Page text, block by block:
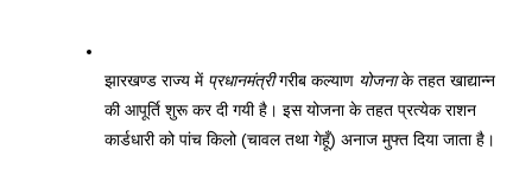
झारखण्ड राज्य में प्रधानमंत्री गरीब कल्याण योजना के तहत खाद्यान्न
की आपूर्ति शुरू कर दी गयी है। इस योजना के तहत प्रत्येक राशन
कार्डधारी को पांच किलो (चावल तथा गेहूँ) अनाज मुफ्त दिया जाता है।